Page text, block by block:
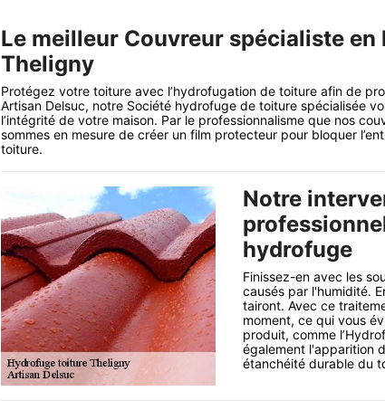
Le meilleur Couvreur spécialiste
Theligny
Protégez votre toiture avec l’hydrofugation de toiture afin de
Artisan Delsuc, notre Société hydrofuge de toiture spécialisée
l’intégrité de votre maison. Par le professionnalisme que nos
sommes en mesure de créer un film protecteur pour bloquer
toiture.
Notre
hydrofuge
Finissez-en avec les
causés par l'humidité.
tairont. Avec ce
moment, ce qui vous
produit, comme
également l'apparition
étanchéité durable du